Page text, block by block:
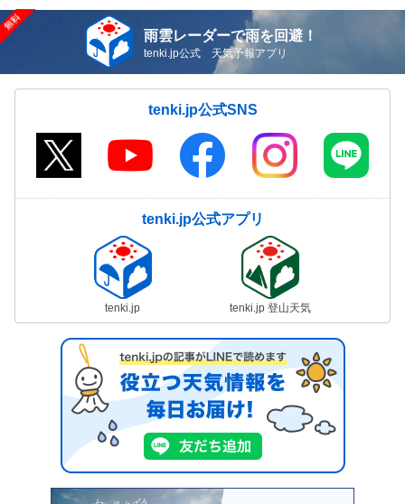
雨雲レーダーで雨を回避！
tenki.jp公式 天気予報アプリ
tenki.jp公式SNS
tenki.jp公式アプリ
tenki.jp tenki.jp 登山天気